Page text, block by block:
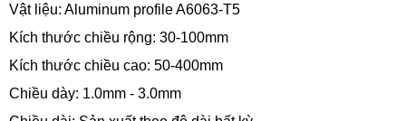
Vật liệu: Aluminum profile A6063-T5
Kích thước chiều rộng: 30-100mm
Kích thước chiều cao: 50-400mm
Chiều dày: 1.0mm - 3.0mm